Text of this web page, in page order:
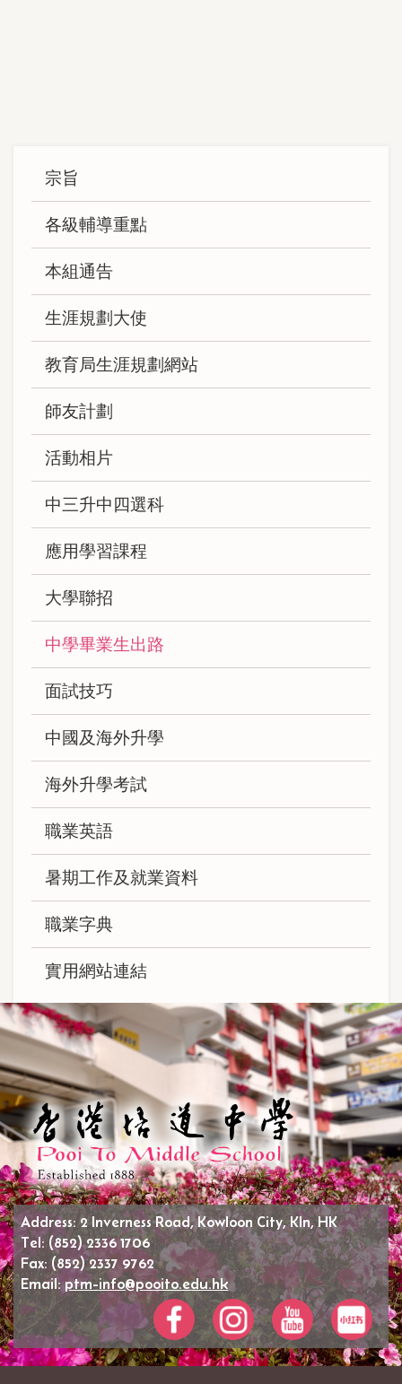
navigation
宗旨
各級輔導重點
本組通告
生涯規劃大使
教育局生涯規劃網站
師友計劃
活動相片
中三升中四選科
應用學習課程
大學聯招
中學畢業生出路
面試技巧
中國及海外升學
海外升學考試
職業英語
暑期工作及就業資料
職業字典
實用網站連結
Address:2 Inverness Road, Kowloon City, Kln, HK
Tel: (852) 2336 1706
Fax: (852) 2337 9762
Email:ptm-info@pooito.edu.hk